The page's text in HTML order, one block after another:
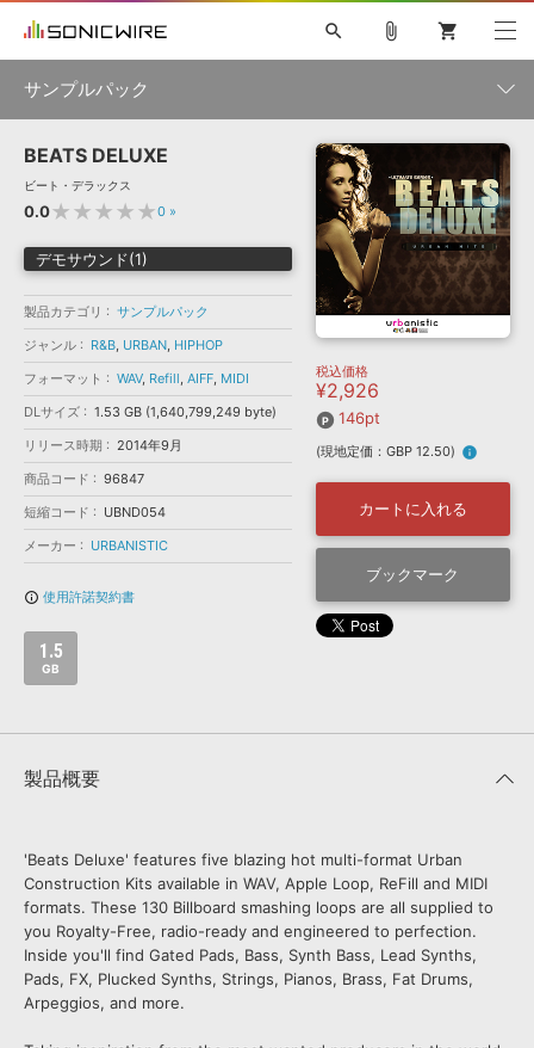
ソフト音源 »
プラグイン・エフェクト »
サンプルパック »
ソフトウェア／ツール »
DAW »
効果音 »
BGM »
キャンペーン »
特集 »
ニュースレター »
SONICWIREブログ »
製品サポート情報 »
DTMガイド »
FAQ »
お問い合わせ »
音楽カード
楽曲配信流通 サービス
無償のサウンド管理ソフト
SLS ライセンス提供
search
初音ミク NT 鏡音リン・レン V4X 巡音ルカ V4X
MEIKO V3
KAITO V3
TOONTRACK
SPITFIRE AUDIO
VIENNA
EZ DRUMMER 3
ライセンスフリーBGM
サンプルパックを試そう
ボーカル抜き出し
DUBSTEP
MUTANT
ROUTER.FM
ソフト音源 プラグイン・エフェクト
ソフトウェア／ツール DAW 効果音
attach_file shopping_cart
サンプルパック
製品一覧
ジャンル
メーカー
フォーマット
ランキング
BEATS DELUXE
ビート・デラックス
0.0★★★★★0 »
デモサウンド(1)
製品カテゴリ
サンプルパック
ジャンル
R&B, URBAN, HIPHOP
フォーマット
WAV, Refill, AIFF, MIDI
DLサイズ
1.53 GB (1,640,799,249 byte)
リリース時期
2014年9月
商品コード
96847
短縮コード
UBND054
メーカー
URBANISTIC
info_outline 使用許諾契約書
1.5
GB
税込価格
¥2,926
146pt
(現地定価：GBP 12.50) info
カートに入れる
ブックマーク
製品概要
'Beats Deluxe' features five blazing hot multi-format Urban
Construction Kits available in WAV, Apple Loop, ReFill and MIDI
formats. These 130 Billboard smashing loops are all supplied to
you Royalty-Free, radio-ready and engineered to perfection.
Inside you'll find Gated Pads, Bass, Synth Bass, Lead Synths,
Pads, FX, Plucked Synths, Strings, Pianos, Brass, Fat Drums,
Arpeggios, and more.